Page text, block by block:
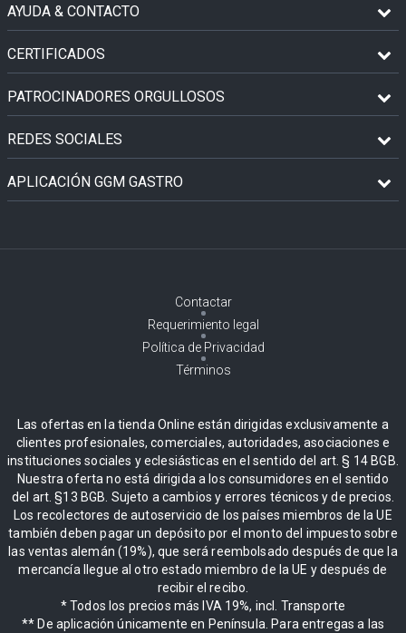
AYUDA & CONTACTO
CERTIFICADOS
PATROCINADORES ORGULLOSOS
REDES SOCIALES
APLICACIÓN GGM GASTRO
Contactar
Requerimiento legal
Política de Privacidad
Términos
Las ofertas en la tienda Online están dirigidas exclusivamente a
clientes profesionales, comerciales, autoridades, asociaciones e
instituciones sociales y eclesiásticas en el sentido del art. § 14 BGB.
Nuestra oferta no está dirigida a los consumidores en el sentido
del art. §13 BGB. Sujeto a cambios y errores técnicos y de precios.
Los recolectores de autoservicio de los países miembros de la UE
también deben pagar un depósito por el monto del impuesto sobre
las ventas alemán (19%), que será reembolsado después de que la
mercancía llegue al otro estado miembro de la UE y después de
recibir el recibo.
* Todos los precios más IVA 19%, incl. Transporte
** De aplicación únicamente en Península. Para entregas a las